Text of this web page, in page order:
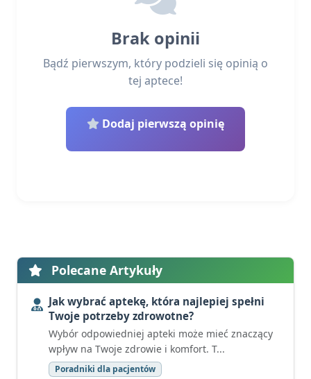
Brak opinii
Bądź pierwszym, który podzieli się opinią o
tej aptece!
Dodaj pierwszą opinię
Polecane Artykuły
Jak wybrać aptekę, która najlepiej spełni
Twoje potrzeby zdrowotne?
Wybór odpowiedniej apteki może mieć znaczący
wpływ na Twoje zdrowie i komfort. T...
Poradniki dla pacjentów